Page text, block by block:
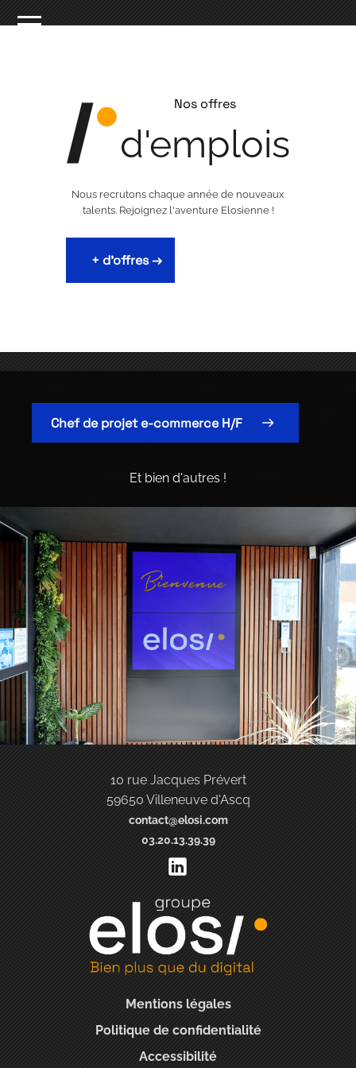
Nos offres
d'emplois
Nous recrutons chaque année de nouveaux
talents. Rejoignez l'aventure Elosienne !
+ d'offres →
Chef de projet e-commerce H/F
Et bien d'autres !
10 rue Jacques Prévert
59650 Villeneuve d'Ascq
contact@elosi.com
03.20.13.39.39
Mentions légales
Politique de confidentialité
Accessibilité